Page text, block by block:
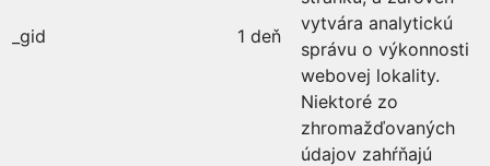
_gid 1 deň
vytvára analytickú
správu o výkonnosti
webovej lokality.
Niektoré zo
zhromažďovaných
údajov zahŕňajú